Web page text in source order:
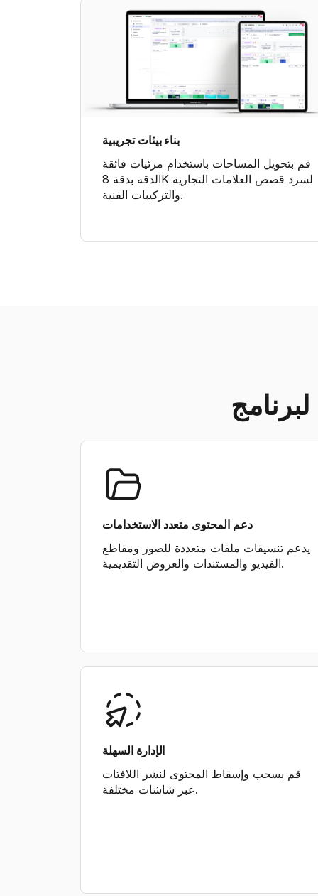
بناء بيئات تجريبية
قم بتحويل المساحات باستخدام مرئيات فائقة
الدقة بدقة 8K لسرد قصص العلامات التجارية
والتركيبات الفنية.
دعم المحتوى متعدد الاستخدامات
يدعم تنسيقات ملفات متعددة للصور ومقاطع
الفيديو والمستندات والعروض التقديمية.
الإدارة السهلة
قم بسحب وإسقاط المحتوى لنشر اللافتات
عبر شاشات مختلفة.